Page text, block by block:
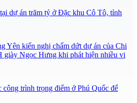
dự án trăm tỷ ở Đặc khu Cô Tô, tỉnh
Yên kiến nghị chấm dứt dự án của Chi
giày Ngọc Hưng khi phát hiện nhiều vi
công trình trọng điểm ở Phú Quốc để